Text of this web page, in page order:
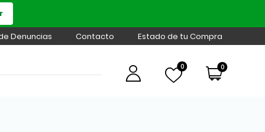
Denuncias Contacto Estado de tu Compra
0 0